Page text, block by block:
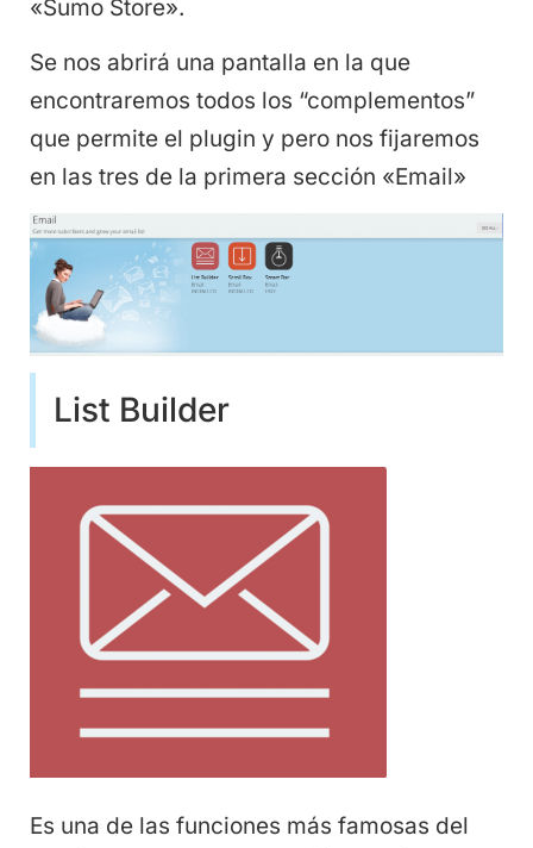
«Sumo Store».
Se nos abrirá una pantalla en la que
encontraremos todos los “complementos”
que permite el plugin y pero nos fijaremos
en las tres de la primera sección «Email»
List Builder
Es una de las funciones más famosas del